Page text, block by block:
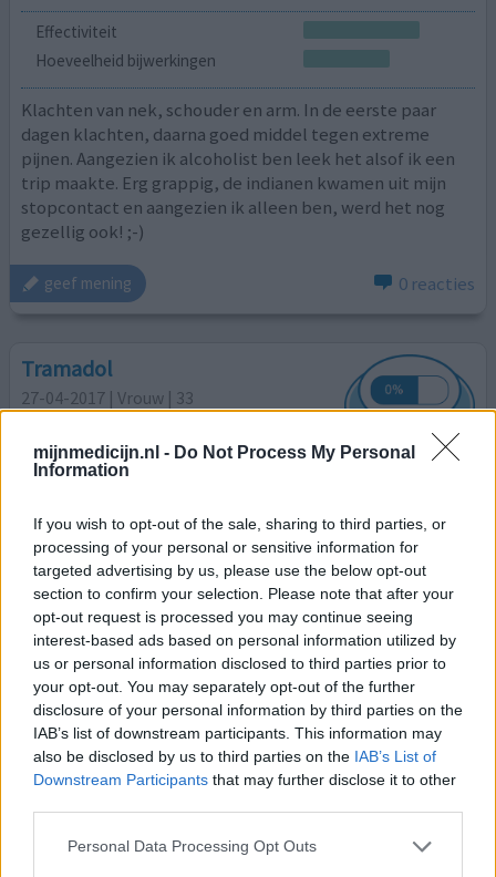
mijnmedicijn.nl - Do Not Process My Personal
Information
If you wish to opt-out of the sale, sharing to third parties, or
processing of your personal or sensitive information for
targeted advertising by us, please use the below opt-out
section to confirm your selection. Please note that after your
opt-out request is processed you may continue seeing
interest-based ads based on personal information utilized by
us or personal information disclosed to third parties prior to
your opt-out. You may separately opt-out of the further
disclosure of your personal information by third parties on the
IAB’s list of downstream participants. This information may
also be disclosed by us to third parties on the IAB’s List of
Downstream Participants that may further disclose it to other
Personal Data Processing Opt Outs
Effectiviteit
Hoeveelheid bijwerkingen
Klachten van nek, schouder en arm. In de eerste paar
dagen klachten, daarna goed middel tegen extreme
pijnen. Aangezien ik alcoholist ben leek het alsof ik een
trip maakte. Erg grappig, de indianen kwamen uit mijn
stopcontact en aangezien ik alleen ben, werd het nog
gezellig ook! ;-)
geef mening 0 reacties
Tramadol
27-04-2017 | Vrouw | 33
Pijn (algemeen)
Hoeveelheid bijwerkingen
Moest het innemen voor een kleine ingreep. Had
letterlijk alles behalve epilepsie, geen burgada
syndroom en galbulten. Ik kreeg niks binnen 1 slok water
alles kwam eruit. Was mezelf niet meer. Had een grauwe
huids kleur en lippen blauw. Geen kracht in benen armen,
benauwd, trillen (klappertanden), lage bloeddruk, hoge
hartslag, zweten, droge mond, uitdrooging
verschijnsel[lees meer...]
geef mening 0 reacties